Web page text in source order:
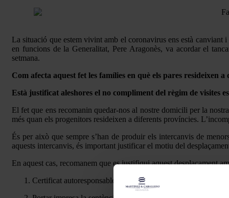
La situació que estem vivint amb el coronavirus ens està canviant
en funcions de la Generalitat, Pere Aragonès, va acordar el
setmana.
Com afecta aquest fet les famílies en què els pares resideixen
Està justificat aleshores el no compliment del règim de visites
El fet que ens recomanin quedar-nos al nostre domicili per la
més quan els progenitors resideixen a diferents províncies.
És per això que sempre s’han de produir els intercanvis de
aquests intercanvis, és important justificar el motiu del
En aquest cas, recomanem que es justifiqui aquest desplaçament
Certificat autoresponsable de desplaçament d’entrada i